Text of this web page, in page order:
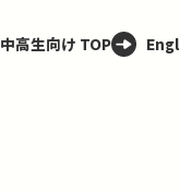
中高生向け TOP